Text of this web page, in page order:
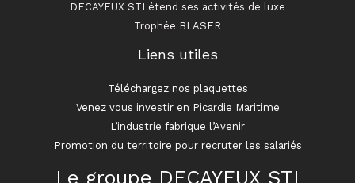
DECAYEUX STI étend ses activités de luxe
Trophée BLASER
Liens utiles
Téléchargez nos plaquettes
Venez vous investir en Picardie Maritime
L’industrie fabrique l’Avenir
Promotion du territoire pour recruter les salariés
Le groupe DECAYEUX STI